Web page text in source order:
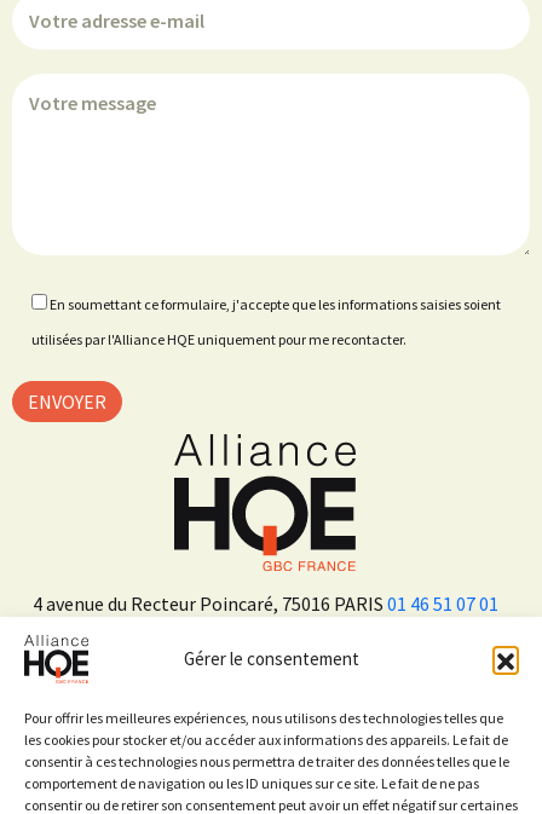
Gérer le consentement
Pour offrir les meilleures expériences, nous utilisons des technologies telles que
les cookies pour stocker et/ou accéder aux informations des appareils. Le fait de
consentir à ces technologies nous permettra de traiter des données telles que le
comportement de navigation ou les ID uniques sur ce site. Le fait de ne pas
consentir ou de retirer son consentement peut avoir un effet négatif sur certaines
4 avenue du Recteur Poincaré, 75016 PARIS 01 46 51 07 01
Sur les réseaux sociaux
En soumettant ce formulaire, j'accepte que les informations saisies soient
utilisées par l'Alliance HQE uniquement pour me recontacter.